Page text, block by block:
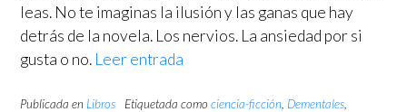
leas. No te imaginas la ilusión y las ganas que hay
detrás de la novela. Los nervios. La ansiedad por si
gusta o no. Leer entrada
Publicada en Libros Etiquetada como ciencia-ficción Dementales